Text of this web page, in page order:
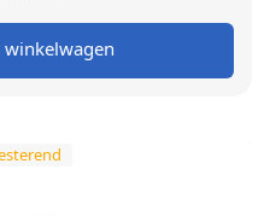
winkelwagen